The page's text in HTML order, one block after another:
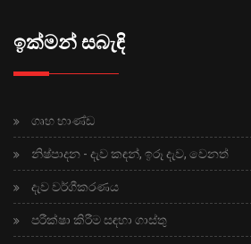
ඉක්මන් සබැඳි
ගෘහ භාණ්ඩ
නිෂ්පාදන - දැව කඳන්, ඉරූ දැව, වෙනත්
දැව වර්ගීකරණය
පරීක්ෂා කිරීම සඳහා ගාස්තු